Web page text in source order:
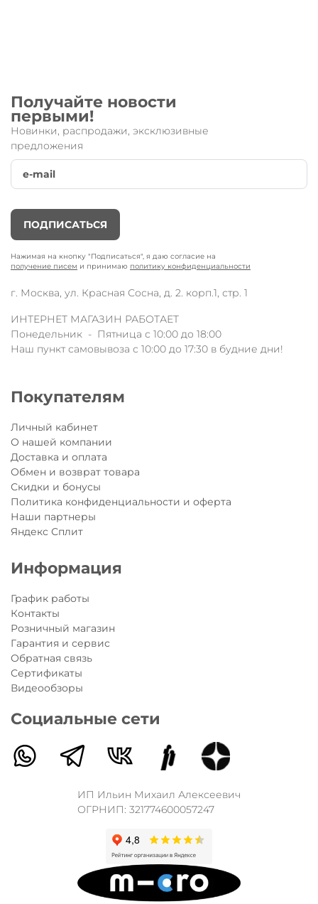
Получайте новости
первыми!
Новинки, распродажи, эксклюзивные
предложения
ПОДПИСАТЬСЯ
Нажимая на кнопку "Подписаться", я даю согласие на
получение писем и принимаю политику конфиденциальности
г. Москва, ул. Красная Сосна, д. 2. корп.1, стр. 1
ИНТЕРНЕТ МАГАЗИН РАБОТАЕТ
Понедельник - Пятница с 10:00 до 18:00
Наш пункт самовывоза с 10:00 до 17:30 в будние дни!
Покупателям
Личный кабинет
О нашей компании
Доставка и оплата
Обмен и возврат товара
Скидки и бонусы
Политика конфиденциальности и оферта
Наши партнеры
Яндекс Сплит
Информация
График работы
Контакты
Розничный магазин
Гарантия и сервис
Обратная связь
Сертификаты
Видеообзоры
Социальные сети
ИП Ильин Михаил Алексеевич
ОГРНИП: 321774600057247